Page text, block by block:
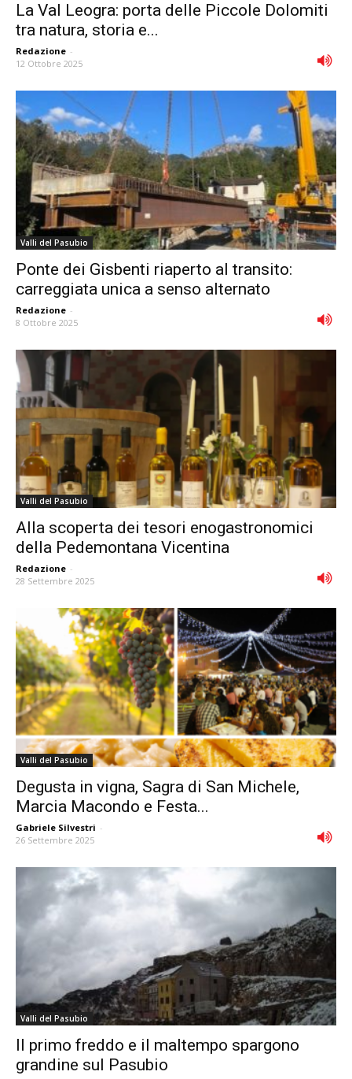
La Val Leogra: porta delle Piccole Dolomiti
tra natura, storia e...
Redazione -
12 Ottobre 2025
Valli del Pasubio
Ponte dei Gisbenti riaperto al transito:
carreggiata unica a senso alternato
Redazione -
8 Ottobre 2025
Valli del Pasubio
Alla scoperta dei tesori enogastronomici
della Pedemontana Vicentina
Redazione -
28 Settembre 2025
Valli del Pasubio
Degusta in vigna, Sagra di San Michele,
Marcia Macondo e Festa...
Gabriele Silvestri -
26 Settembre 2025
Valli del Pasubio
Il primo freddo e il maltempo spargono
grandine sul Pasubio